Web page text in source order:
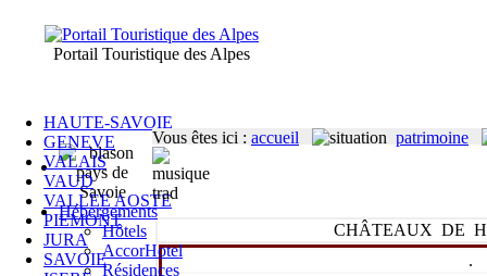
Hébergements
Hôtels
AccorHotel
Résidences
HAUTE-SAVOIE
GENEVE
VALAIS
VAUD
VALLEE AOSTE
PIEMONT
JURA
SAVOIE
Portail Touristique des Alpes
CHÂTEAUX DE
.
Vous êtes ici : accueil patrimoine